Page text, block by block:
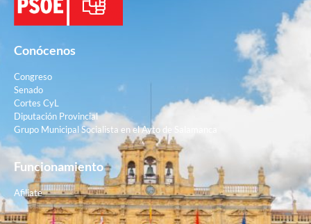
Conócenos
Congreso
Senado
Cortes CyL
Diputación Provincial
Grupo Municipal Socialista en el Ayto de Salamanca
Funcionamiento
Afiliate